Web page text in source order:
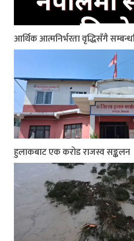
आर्थिक आत्मनिर्भरता वृद्धिसँगै
हुलाकबाट एक करोड राजस्व सङ्कलन